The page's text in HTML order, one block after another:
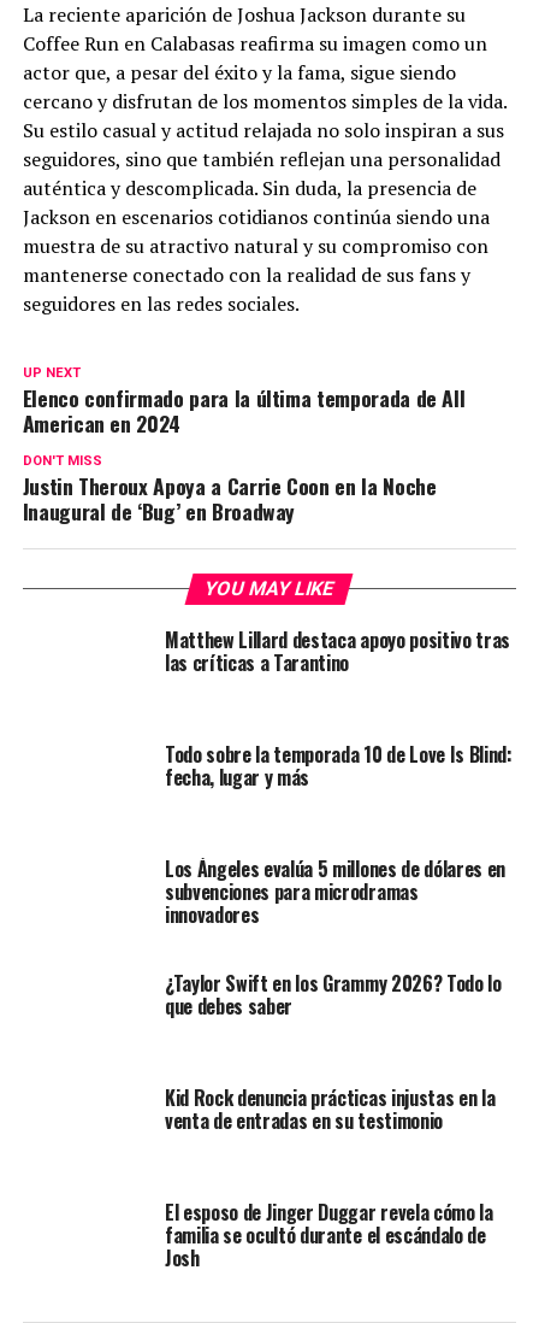
La reciente aparición de Joshua Jackson durante su
Coffee Run en Calabasas reafirma su imagen como un
actor que, a pesar del éxito y la fama, sigue siendo
cercano y disfrutan de los momentos simples de la vida.
Su estilo casual y actitud relajada no solo inspiran a sus
seguidores, sino que también reflejan una personalidad
auténtica y descomplicada. Sin duda, la presencia de
Jackson en escenarios cotidianos continúa siendo una
muestra de su atractivo natural y su compromiso con
mantenerse conectado con la realidad de sus fans y
seguidores en las redes sociales.
UP NEXT
Elenco confirmado para la última temporada de All
American en 2024
DON'T MISS
Justin Theroux Apoya a Carrie Coon en la Noche
Inaugural de ‘Bug’ en Broadway
YOU MAY LIKE
Matthew Lillard destaca apoyo positivo tras
las críticas a Tarantino
Todo sobre la temporada 10 de Love Is Blind:
fecha, lugar y más
Los Ángeles evalúa 5 millones de dólares en
subvenciones para microdramas
innovadores
¿Taylor Swift en los Grammy 2026? Todo lo
que debes saber
Kid Rock denuncia prácticas injustas en la
venta de entradas en su testimonio
El esposo de Jinger Duggar revela cómo la
familia se ocultó durante el escándalo de
Josh